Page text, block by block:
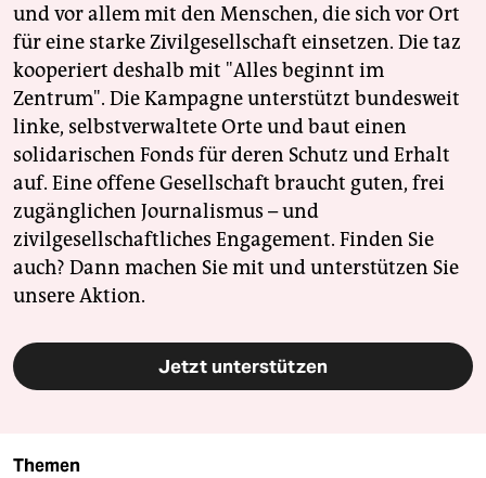
und vor allem mit den Menschen, die sich vor Ort
für eine starke Zivilgesellschaft einsetzen. Die taz
kooperiert deshalb mit "Alles beginnt im
Zentrum". Die Kampagne unterstützt bundesweit
linke, selbstverwaltete Orte und baut einen
solidarischen Fonds für deren Schutz und Erhalt
auf. Eine offene Gesellschaft braucht guten, frei
zugänglichen Journalismus – und
zivilgesellschaftliches Engagement. Finden Sie
auch? Dann machen Sie mit und unterstützen Sie
unsere Aktion.
Jetzt unterstützen
Themen